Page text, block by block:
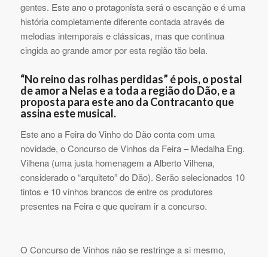
gentes. Este ano o protagonista será o escanção e é uma
história completamente diferente contada através de
melodias intemporais e clássicas, mas que continua
cingida ao grande amor por esta região tão bela.
“No reino das rolhas perdidas” é pois, o postal
de amor a Nelas e a toda a região do Dão, e a
proposta para este ano da Contracanto que
assina este musical.
Este ano a Feira do Vinho do Dão conta com uma
novidade, o Concurso de Vinhos da Feira – Medalha Eng.
Vilhena (uma justa homenagem a Alberto Vilhena,
considerado o “arquiteto” do Dão). Serão selecionados 10
tintos e 10 vinhos brancos de entre os produtores
presentes na Feira e que queiram ir a concurso.
O Concurso de Vinhos não se restringe a si mesmo,